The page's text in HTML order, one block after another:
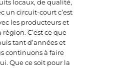
locaux, de qualité,
un circuit-court c’est
les producteurs et
C’est ce que
tant d’années et
continuons à faire
Que ce soit pour la